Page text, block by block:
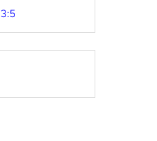
3:5